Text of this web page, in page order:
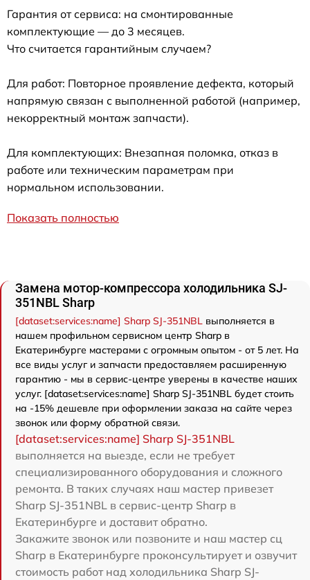
Гарантия от сервиса: на смонтированные
комплектующие — до 3 месяцев.
Что считается гарантийным случаем?
Для работ: Повторное проявление дефекта, который
напрямую связан с выполненной работой (например,
некорректный монтаж запчасти).
Для комплектующих: Внезапная поломка, отказ в
работе или техническим параметрам при
нормальном использовании.
Показать полностью
Замена мотор-компрессора холодильника SJ-
351NBL Sharp
[dataset:services:name] Sharp SJ-351NBL выполняется в
нашем профильном сервисном центр Sharp в
Екатеринбурге мастерами с огромным опытом - от 5 лет. На
все виды услуг и запчасти предоставляем расширенную
гарантию - мы в сервис-центре уверены в качестве наших
услуг. [dataset:services:name] Sharp SJ-351NBL будет стоить
на -15% дешевле при оформлении заказа на сайте через
звонок или форму обратной связи.
[dataset:services:name] Sharp SJ-351NBL
выполняется на выезде, если не требует
специализированного оборудования и сложного
ремонта. В таких случаях наш мастер привезет
Sharp SJ-351NBL в сервис-центр Sharp в
Екатеринбурге и доставит обратно.
Закажите звонок или позвоните и наш мастер сц
Sharp в Екатеринбурге проконсультирует и озвучит
стоимость работ над холодильника Sharp SJ-